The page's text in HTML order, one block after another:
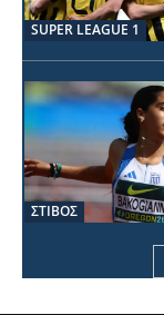
SUPER LEAGUE 1
ΣΤΙΒΟΣ